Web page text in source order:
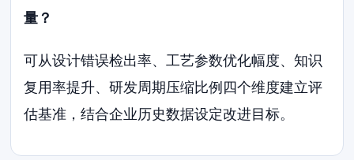
量？
可从设计错误检出率、工艺参数优化幅度、知识
复用率提升、研发周期压缩比例四个维度建立评
估基准，结合企业历史数据设定改进目标。